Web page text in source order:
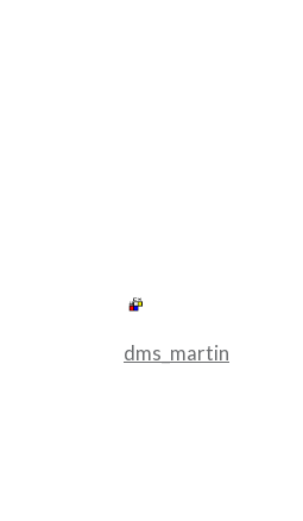
dms_martin